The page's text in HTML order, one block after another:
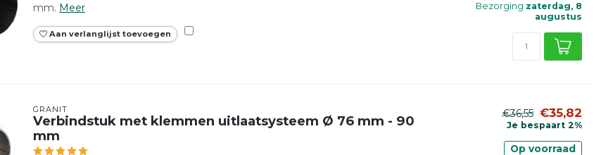
mm. Meer
Aan verlanglijst toevoegen
Bezorging zaterdag, 8
augustus
GRANIT
Verbindstuk met klemmen uitlaatsysteem Ø 76 mm - 90
mm
€36,55 €35,82
Je bespaart 2%
Op voorraad